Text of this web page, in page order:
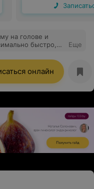
на голове и
быстро,
ночью
Через неделю
спасибо за
атеромы,
сделал
Еще
онлайн